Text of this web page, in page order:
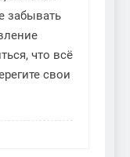
забывать
что всё
свои